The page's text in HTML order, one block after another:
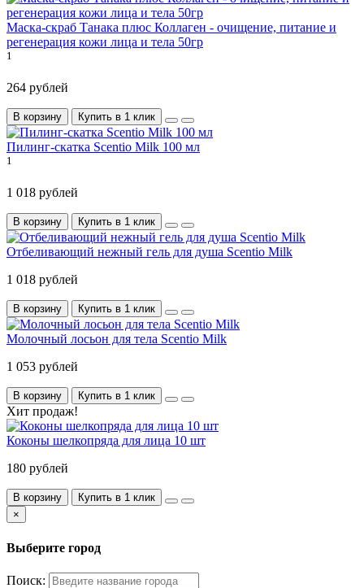
Маска-скраб Танака плюс Коллаген - очищение, питание и
регенерация кожи лица и тела 50гр
1
264 рублей
В корзину Купить в 1 клик
Пилинг-скатка Scentio Milk 100 мл
1
1 018 рублей
В корзину Купить в 1 клик
Отбеливающий нежный гель для душа Scentio Milk
1 018 рублей
В корзину Купить в 1 клик
Молочный лосьон для тела Scentio Milk
1 053 рублей
В корзину Купить в 1 клик
Хит продаж!
Коконы шелкопряда для лица 10 шт
180 рублей
В корзину
Купить в 1 клик
×
Выберите город
Поиск: